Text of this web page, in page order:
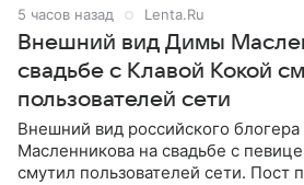
5 часов назад Lenta.Ru
Внешний вид Димы
свадьбе с Клавой Кокой
пользователей сети
Внешний вид российского
Масленникова на свадьбе с
смутил пользователей сети. Пост